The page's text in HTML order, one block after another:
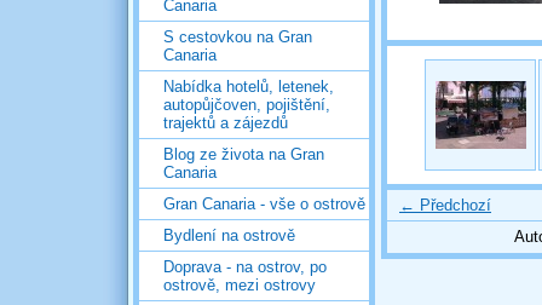
Canaria
S cestovkou na Gran
Canaria
Nabídka hotelů, letenek,
autopůjčoven, pojištění,
trajektů a zájezdů
Blog ze života na Gran
Canaria
Gran Canaria - vše o ostrově
Bydlení na ostrově
Doprava - na ostrov, po
ostrově, mezi ostrovy
← Předchozí